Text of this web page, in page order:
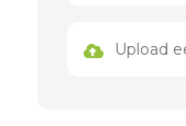
Upload